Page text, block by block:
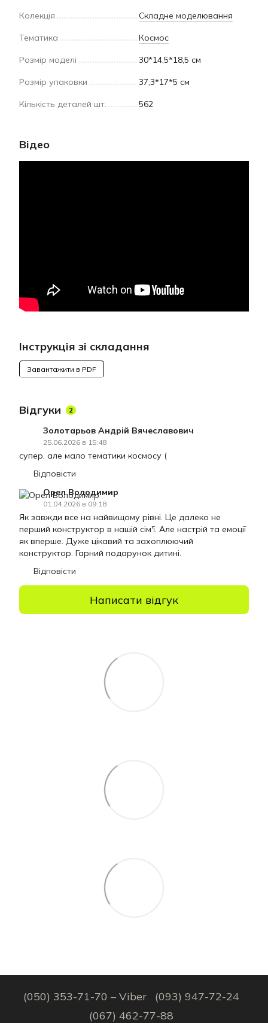
Колекція Складне моделювання
Тематика Космос
Розмір моделі 30*14,5*18,5 см
Розмір упаковки 37,3*17*5 см
Кількість деталей шт. 562
Відео
Інструкція зі складання
Завантажити в PDF
Відгуки 2
Золотарьов Андрій Вячеславович
25.06.2026 в 15:48
супер, але мало тематики космосу (
Відповісти
Орел Володимир
01.04.2026 в 09:18
Як завжди все на найвищому рівні. Це далеко не
перший конструктор в нашій сім'ї. Але настрій та емоції
як вперше. Дуже цікавий та захоплюючий
конструктор. Гарний подарунок дитині.
Відповісти
Написати відгук
(050) 353-71-70 – Viber
(093) 947-72-24
(067) 462-77-88